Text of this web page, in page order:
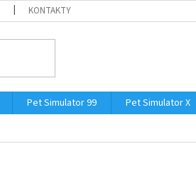
KONTAKTY
Pet Simulator 99 Pet Simulator X